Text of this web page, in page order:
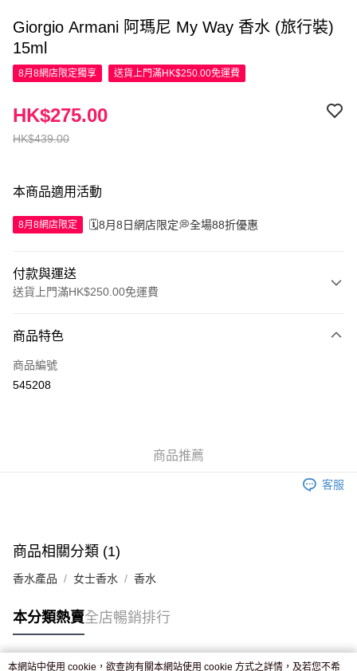
Giorgio Armani 阿瑪尼 My Way 香水 (旅行裝)
15ml
8月8網店限定獨享 送貨上門滿HK$250.00免運費
HK$439.00
HK$275.00
本商品適用活動
8月8網店限定 🗓️8月8日網店限定💭全場88折優惠
付款與運送
送貨上門滿HK$250.00免運費
信用卡
Apple Pay
付款後門市自取，訂單確認後2-4個工作天到店，7天內取。逾期後
商品特色
商品編號
545208
商品推薦
客服
商品相關分類 (1)
香水產品 女士香水 香水
本分類熱賣全店暢銷排行
本網站中使用 cookie，欲查詢有關本網站使用 cookie 方式之詳情，及若您不希